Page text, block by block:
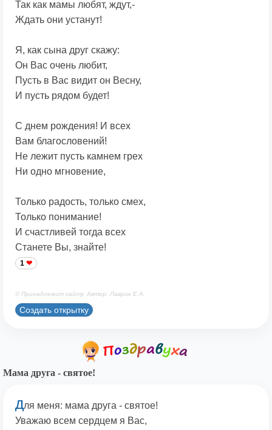
Так как мамы любят, ждут,-
Ждать они устанут!
Я, как сына друг скажу:
Он Вас очень любит,
Пусть в Вас видит он Весну,
И пусть рядом будет!
С днем рождения! И всех
Вам благословений!
Не лежит пусть камнем грех
Ни одно мгновение,
Только радость, только смех,
Только понимание!
И счастливей тогда всех
Станете Вы, знайте!
1
© Принадлежит сайту. Автор: Лаврик Е.А.
Создать открытку
Мама друга - святое!
Для меня: мама друга - святое!
Уважаю всем сердцем я Вас,